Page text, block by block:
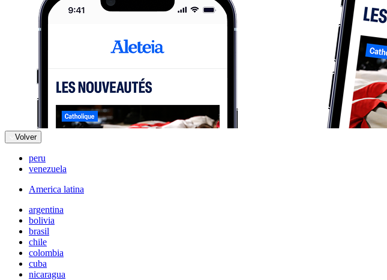
Volver
peru
venezuela
America latina
argentina
bolivia
brasil
chile
colombia
cuba
nicaragua